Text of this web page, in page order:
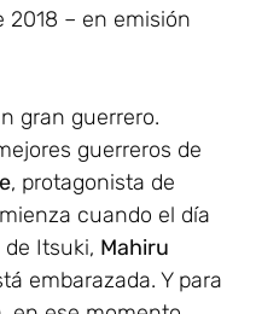
2018 – en emisión
gran guerrero.
guerreros de
, protagonista de
cuando el día
Itsuki, Mahiru
embarazada. Y para